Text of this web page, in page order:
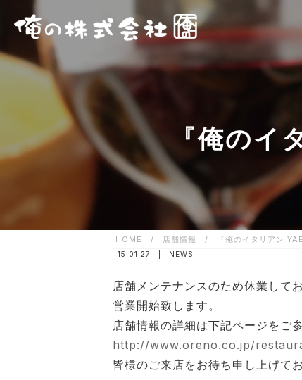
『俺の
HOME / 店舗情報 / 『俺のイタリアン
15.01.27 | NEWS
店舗メンテナンスのため休業して
営業開始致します。
店舗情報の詳細は下記ページをご
http://www.oreno.co.jp/
皆様のご来店をお待ち申し上げてお